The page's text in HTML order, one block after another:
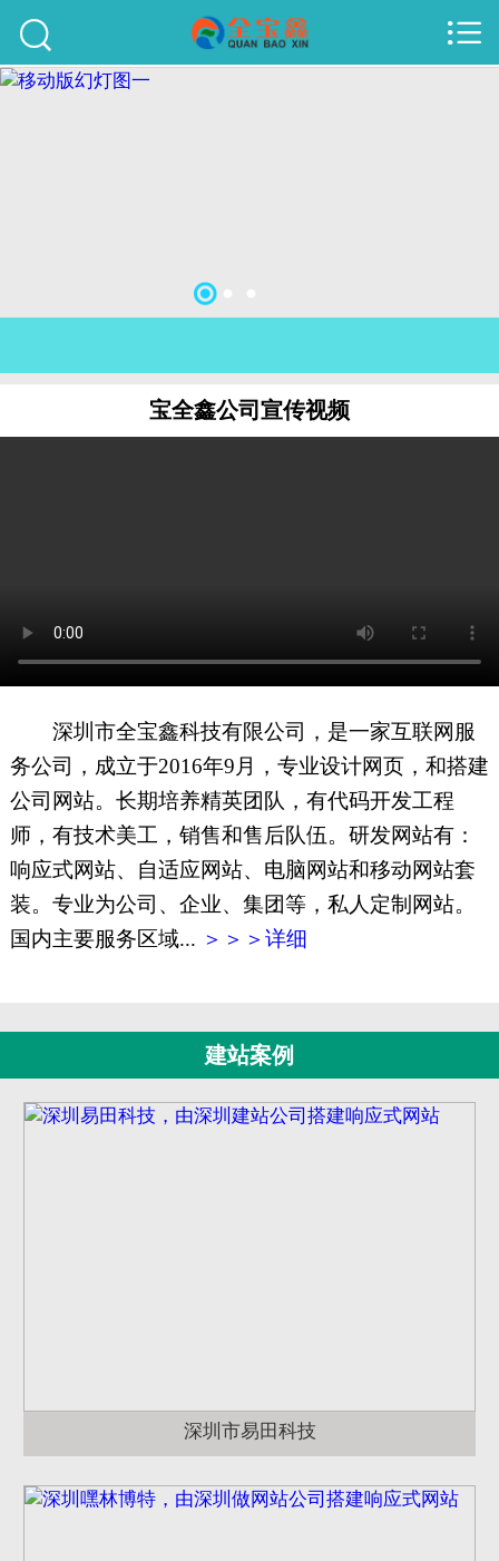
关于我们
联系我们
51La
XML地图


宝全鑫公司宣传视频
深圳市全宝鑫科技有限公司，是一家互联网服
务公司，成立于2016年9月，专业设计网页，和搭建
公司网站。长期培养精英团队，有代码开发工程
师，有技术美工，销售和售后队伍。研发网站有：
响应式网站、自适应网站、电脑网站和移动网站套
装。专业为公司、企业、集团等，私人定制网站。
国内主要服务区域... ＞＞＞详细
建站案例
深圳市易田科技